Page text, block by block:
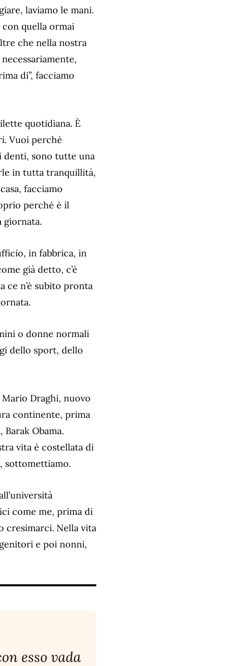
laviamo le mani.
quella ormai
che nella nostra
di”, facciamo
quotidiana. È
Vuoi perché
denti, sono tutte una
in tutta tranquillità,
facciamo
perché è il
giornata.
in fabbrica, in
già detto, c’è
ce n’è subito pronta
o donne normali
dello sport, dello
Draghi, nuovo
continente, prima
Obama.
vita è costellata di
sottomettiamo.
come me, prima di
cresimarci. Nella vita
e poi nonni,
esso vada